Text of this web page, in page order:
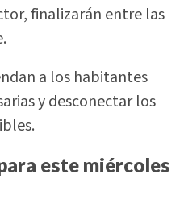
finalizarán entre las
a los habitantes
y desconectar los
este miércoles